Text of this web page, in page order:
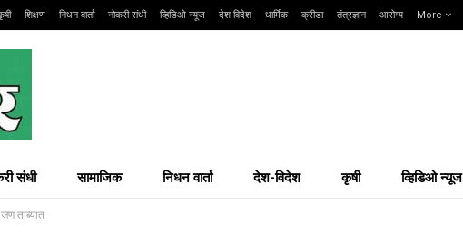
शिक्षण निधन वार्ता नोकरी संधी व्हिडिओ न्यूज देश-विदेश धार्मिक क्रीडा तंत्रज्ञान आरोग्य More
संधी सामाजिक निधन वार्ता देश-विदेश कृषी व्हिडिओ न्यूज
ताब्यात